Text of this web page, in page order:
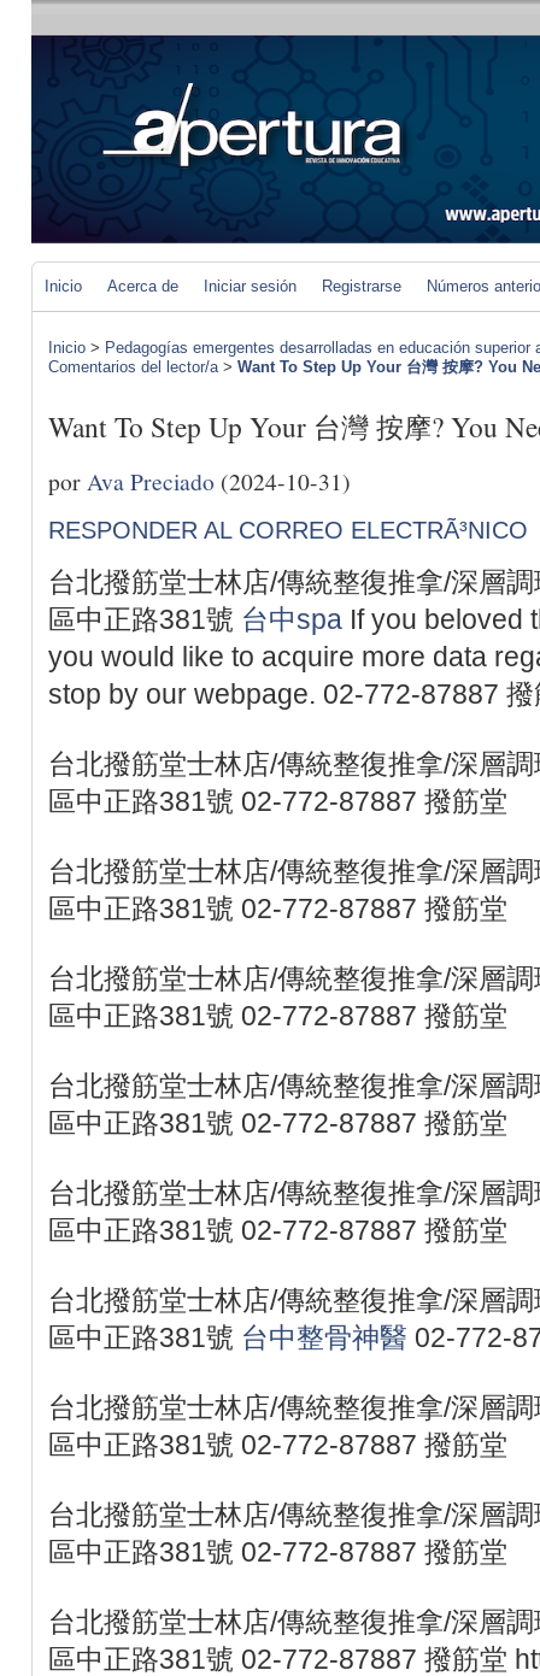
Inicio Acerca de Iniciar sesión Registrarse Números
Inicio > Pedagogías emergentes desarrolladas en educación
Comentarios del lector/a> Want To Step Up Your 台灣 按摩? You
Want To Step Up Your 台灣 按摩? You
por Ava Preciado (2024-10-31)
RESPONDER AL CORREO ELECTRÃ³NICO
台北撥筋堂士林店/傳統整復推拿/深層
區中正路381號 台中spa If you beloved
you would like to acquire more data
stop by our webpage. 02-772-87887 撥
台北撥筋堂士林店/傳統整復推拿/深層
區中正路381號 02-772-87887 撥筋堂
台北撥筋堂士林店/傳統整復推拿/深層
區中正路381號 02-772-87887 撥筋堂
台北撥筋堂士林店/傳統整復推拿/深層
區中正路381號 02-772-87887 撥筋堂
台北撥筋堂士林店/傳統整復推拿/深層
區中正路381號 02-772-87887 撥筋堂
台北撥筋堂士林店/傳統整復推拿/深層
區中正路381號 02-772-87887 撥筋堂
台北撥筋堂士林店/傳統整復推拿/深層
區中正路381號 台中整骨神醫 02-772-
台北撥筋堂士林店/傳統整復推拿/深層
區中正路381號 02-772-87887 撥筋堂
台北撥筋堂士林店/傳統整復推拿/深層
區中正路381號 02-772-87887 撥筋堂
台北撥筋堂士林店/傳統整復推拿/深層
區中正路381號 02-772-87887 撥筋堂